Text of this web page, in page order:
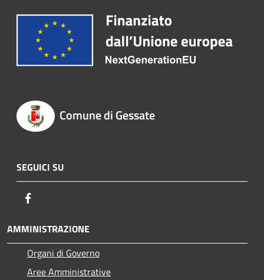
Comune di Gessate
SEGUICI SU
AMMINISTRAZIONE
Organi di Governo
Aree Amministrative